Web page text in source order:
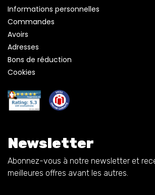
Informations personnelles
Commandes
Avoirs
Adresses
Bons de réduction
Cookies
Newsletter
Abonnez-vous à notre newsletter et
meilleures offres avant les autres.